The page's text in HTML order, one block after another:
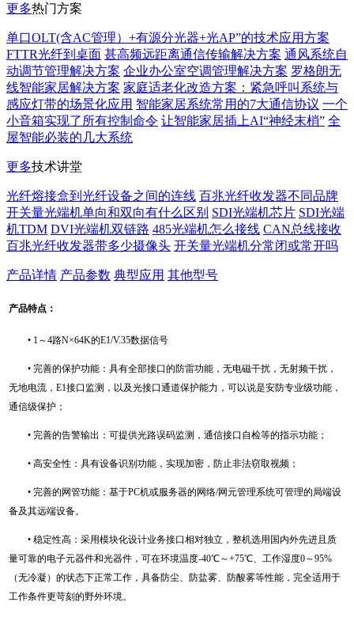
更多热门方案
单口OLT(含AC管理）+有源分光器+光AP”的技术应用方案
FTTR光纤到桌面 甚高频远距离通信传输解决方案 通风系统自
动调节管理解决方案 企业办公室空调管理解决方案 罗格朗无
线智能家居解决方案 家庭适老化改造方案：紧急呼叫系统与
感应灯带的场景化应用 智能家居系统常用的7大通信协议 一个
小音箱实现了所有控制命令 让智能家居插上AI“神经末梢” 全
屋智能必装的几大系统
更多技术讲堂
光纤熔接盒到光纤设备之间的连线 百兆光纤收发器不同品牌
开关量光端机单向和双向有什么区别 SDI光端机芯片 SDI光端
机TDM DVI光端机双链路 485光端机怎么接线 CAN总线接收
百兆光纤收发器带多少摄像头 开关量光端机分常闭或常开吗
产品详情 产品参数 典型应用 其他型号
产品特点：
• 1～4路N×64K的E1/V.35数据信号
• 完善的保护功能：具有全部接口的防雷功能，无电磁干扰，无射频干扰，
无地电流，E1接口监测，以及光接口通道保护能力，可以说是安防专业级功能，
通信级保护；
• 完善的告警输出：可提供光路误码监测，通信接口自检等的指示功能；
• 高安全性：具有设备识别功能，实现加密，防止非法窃取视频；
• 完善的网管功能：基于PC机或服务器的网络/网元管理系统可管理的局端设
备及其远端设备。
• 稳定性高：采用模块化设计业务接口相对独立，整机选用国内外先进且质
量可靠的电子元器件和光器件，可在环境温度-40℃～+75℃、工作湿度0～95%
（无冷凝）的状态下正常工作，具备防尘、防盐雾、防酸雾等性能，完全适用于
工作条件更苛刻的野外环境。